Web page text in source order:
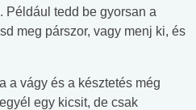
Például tedd be gyorsan a
meg párszor, vagy menj ki, és
a vágy és a késztetés még
egy kicsit, de csak